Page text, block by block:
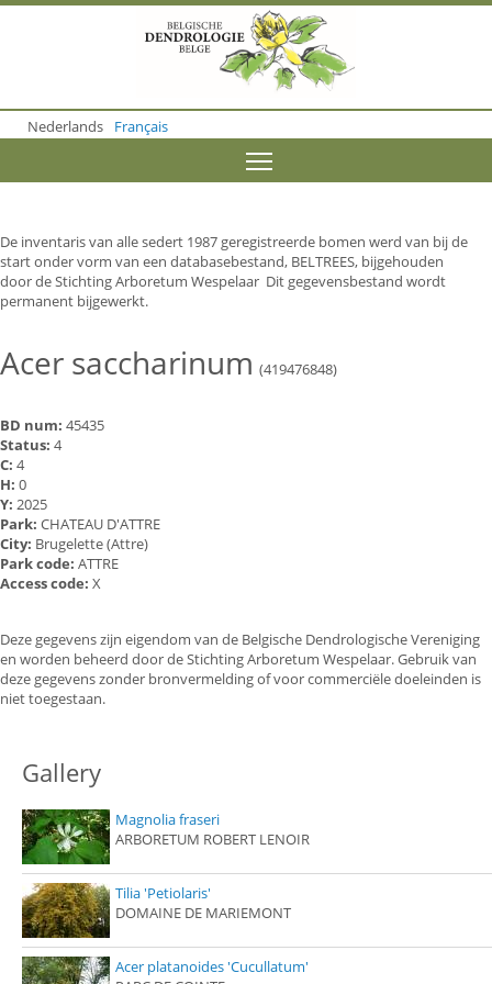
o
m
o
n
t
e
n
Nederlands Français
De inventaris van alle sedert 1987 geregistreerde bomen werd van bij de
start onder vorm van een databasebestand, BELTREES, bijgehouden
door de Stichting Arboretum Wespelaar Dit gegevensbestand wordt
permanent bijgewerkt.
Acer saccharinum (419476848)
BD num: 45435
Status: 4
C: 4
H: 0
Y: 2025
Park: CHATEAU D'ATTRE
City: Brugelette (Attre)
Park code: ATTRE
Access code: X
Deze gegevens zijn eigendom van de Belgische Dendrologische Vereniging
en worden beheerd door de Stichting Arboretum Wespelaar. Gebruik van
deze gegevens zonder bronvermelding of voor commerciële doeleinden is
niet toegestaan.
Gallery
Magnolia fraseri
ARBORETUM ROBERT LENOIR
Tilia 'Petiolaris'
DOMAINE DE MARIEMONT
Acer platanoides 'Cucullatum'